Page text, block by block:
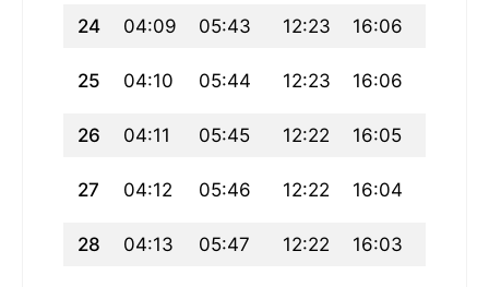
24 04:09 05:43 12:23 16:06
25 04:10 05:44 12:23 16:06
26 04:11 05:45 12:22 16:05
27 04:12 05:46 12:22 16:04
28 04:13 05:47 12:22 16:03